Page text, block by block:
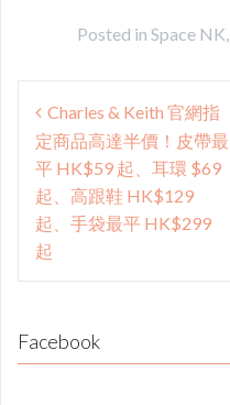
Posted in Space NK,
Post
navigation
Charles & Keith 官網指
定商品高達半價！皮帶最
平 HK$59 起、耳環 $69
起、高跟鞋 HK$129
起、手袋最平 HK$299
起
Facebook